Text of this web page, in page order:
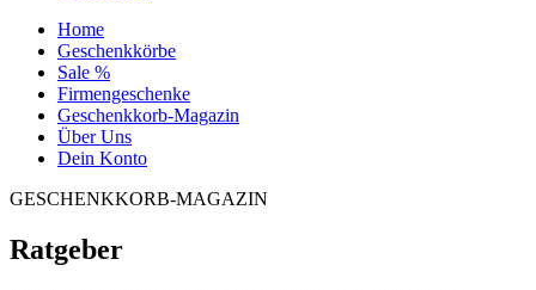
Home
Geschenkkörbe
Sale %
Firmengeschenke
Geschenkkorb-Magazin
Über Uns
Dein Konto
GESCHENKKORB-MAGAZIN
Ratgeber